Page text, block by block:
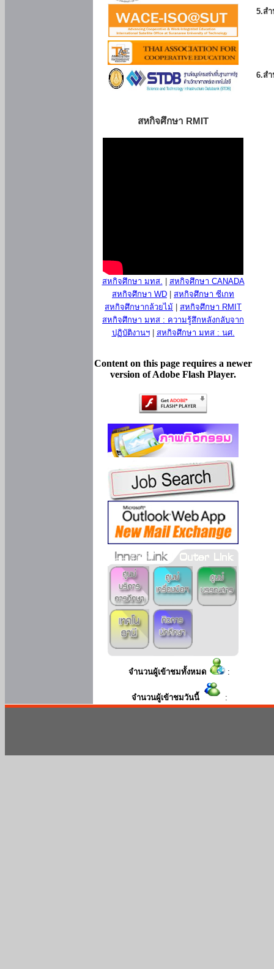
สหกิจศึกษา RMIT
สหกิจศึกษา มทส.
สหกิจศึกษา CANADA
สหกิจศึกษา WD
สหกิจศึกษา ซีเกท
สหกิจศึกษากล้วยไม้
สหกิจศึกษา RMIT
สหกิจศึกษา มทส : ความรู้สึกหลังกลับจาก
ปฏิบัติงานฯ| สหกิจศึกษา มทส : นศ.
Content on this page requires a newer
version of Adobe Flash Player.
จำนวนผู้เข้าชมทั้งหมด :
จำนวนผู้เข้าชมวันนี้ :
5.ส
6.ส